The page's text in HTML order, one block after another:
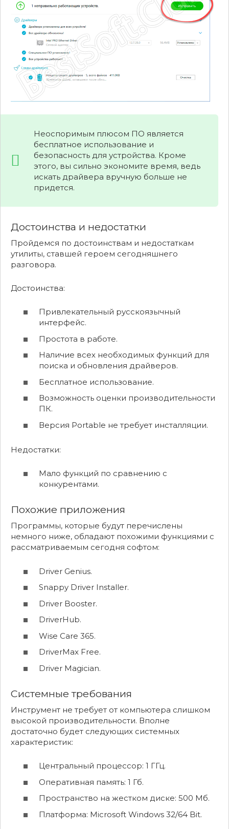
Неоспоримым плюсом ПО является
бесплатное использование и
безопасность для устройства. Кроме
этого, вы сильно экономите время, ведь
искать драйвера вручную больше не
придется.
Достоинства и недостатки
Пройдемся по достоинствам и недостаткам
утилиты, ставшей героем сегодняшнего
разговора.
Достоинства:
Привлекательный русскоязычный
интерфейс.
Простота в работе.
Наличие всех необходимых функций для
поиска и обновления драйверов.
Бесплатное использование.
Возможность оценки производительности
ПК.
Версия Portable не требует инсталляции.
Недостатки:
Мало функций по сравнению с
конкурентами.
Похожие приложения
Программы, которые будут перечислены
немного ниже, обладают похожими функциями с
рассматриваемым сегодня софтом:
Driver Genius.
Snappy Driver Installer.
Driver Booster.
DriverHub.
Wise Care 365.
DriverMax Free.
Driver Magician.
Системные требования
Инструмент не требует от компьютера слишком
высокой производительности. Вполне
достаточно будет следующих системных
характеристик:
Центральный процессор: 1 ГГц.
Оперативная память: 1 Гб.
Пространство на жестком диске: 500 Мб.
Платформа: Microsoft Windows 32/64 Bit.